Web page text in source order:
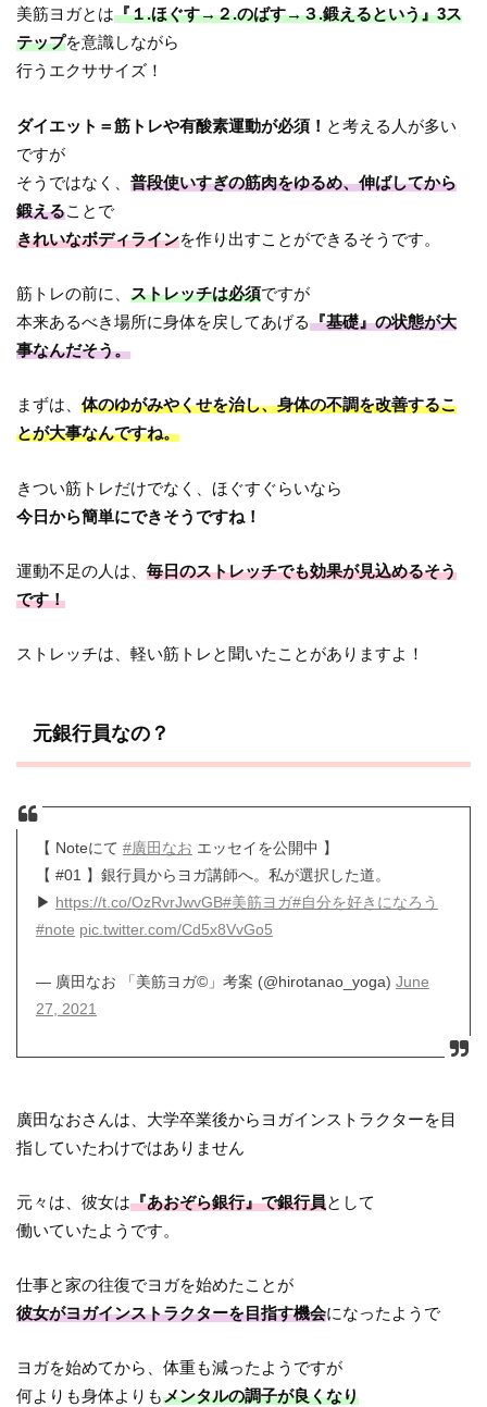
美筋ヨガとは『１.ほぐす→２.のばす→３.鍛えるという』3ス
テップを意識しながら
行うエクササイズ！
ダイエット＝筋トレや有酸素運動が必須！ と考える人が多い
ですが
そうではなく、普段使いすぎの筋肉をゆるめ、伸ばしてから
鍛えることで
きれいなボディラインを作り出すことができるそうです。
筋トレの前に、ストレッチは必須ですが
本来あるべき場所に身体を戻してあげる『基礎』の状態が大
事なんだそう。
まずは、体のゆがみやくせを治し、身体の不調を改善するこ
とが大事なんですね。
きつい筋トレだけでなく、ほぐすぐらいなら
今日から簡単にできそうですね！
運動不足の人は、毎日のストレッチでも効果が見込めるそう
です！
ストレッチは、軽い筋トレと聞いたことがありますよ！
元銀行員なの？
【 Noteにて #廣田なお エッセイを公開中 】
【 #01 】銀行員からヨガ講師へ。私が選択した道。
▶︎ https://t.co/OzRvrJwvGB#美筋ヨガ#自分を好きになろう
#note pic.twitter.com/Cd5x8VvGo5
— 廣田なお 「美筋ヨガ©︎」考案 (@hirotanao_yoga) June
27, 2021
廣田なおさんは、大学卒業後からヨガインストラクターを目
指していたわけではありません
元々は、彼女は『あおぞら銀行』で銀行員として
働いていたようです。
仕事と家の往復でヨガを始めたことが
彼女がヨガインストラクターを目指す機会になったようで
ヨガを始めてから、体重も減ったようですが
何よりも身体よりもメンタルの調子が良くなり